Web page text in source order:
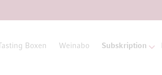
Tasting Boxen Weinabo Subskription